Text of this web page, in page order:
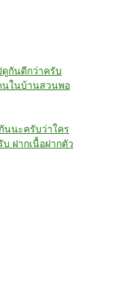
กันดีกว่าครับ
นในบ้านสวนพอ
นนะครับว่าใคร
ฝากเนื้อฝากตัว